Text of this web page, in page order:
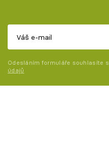
Odesláním formuláře souhlasíte s
údajů